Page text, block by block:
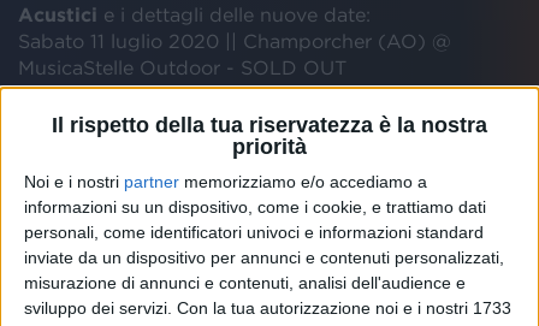
Il rispetto della tua riservatezza è la nostra
priorità
Noi e i nostri partner memorizziamo e/o accediamo a
informazioni su un dispositivo, come i cookie, e trattiamo dati
personali, come identificatori univoci e informazioni standard
inviate da un dispositivo per annunci e contenuti personalizzati,
misurazione di annunci e contenuti, analisi dell'audience e
sviluppo dei servizi. Con la tua autorizzazione noi e i nostri 1733
Acustici e i dettagli delle nuove date:
Sabato 11 luglio 2020 || Champorcher (AO) @
MusicaStelle Outdoor - SOLD OUT
Venerdì 24 luglio 2020 || Lugo (RA) @ Ravenna
Festival - SOLD OUT
Domenica 26 luglio 2020 || Tarvisio (UD) @ No
Borders Music Festival - SOLD OUT
Domenica 2 agosto 2020 || Monte Cucco (PG) @
Suoni Controvento - SOLD OUT
Giovedì 27 agosto 2020 || Ostana (CN) @ Una
Festival c/o Borgata Serre (Parco del Monviso) -
NUOVA DATA